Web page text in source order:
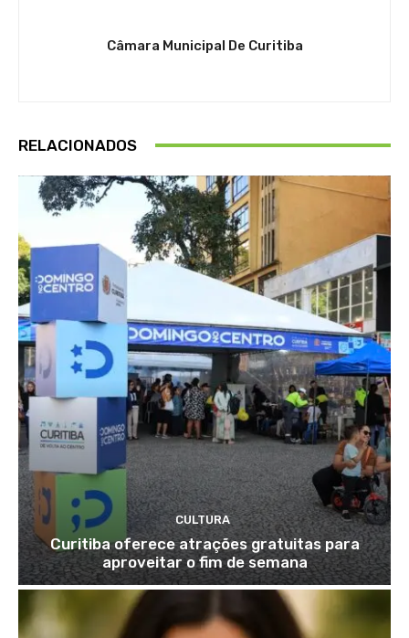
Câmara Municipal De Curitiba
RELACIONADOS
CULTURA
Curitiba oferece atrações gratuitas para
aproveitar o fim de semana